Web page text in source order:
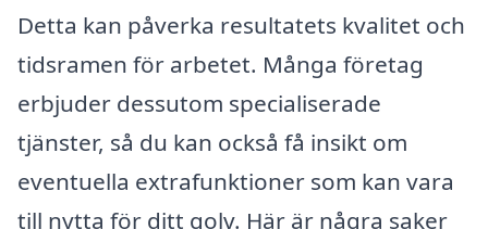
Detta kan påverka resultatets kvalitet och
tidsramen för arbetet. Många företag
erbjuder dessutom specialiserade
tjänster, så du kan också få insikt om
eventuella extrafunktioner som kan vara
till nytta för ditt golv. Här är några saker